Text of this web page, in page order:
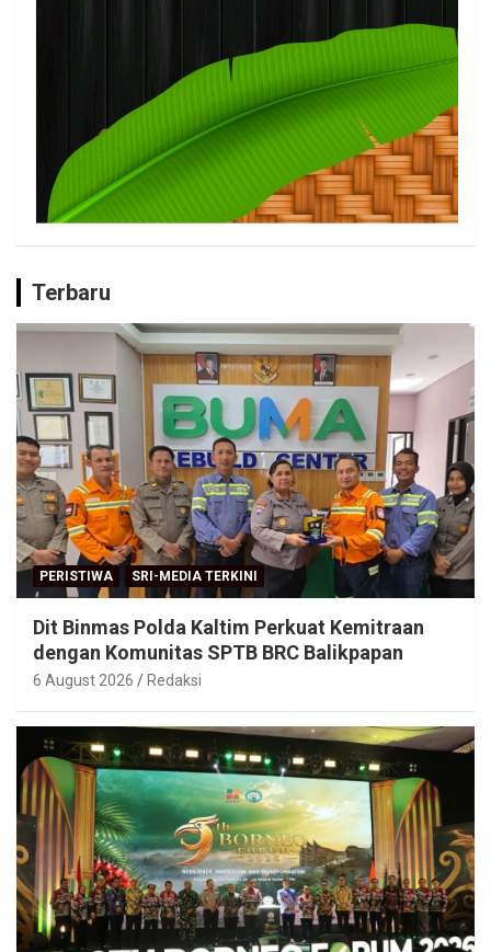
Terbaru
PERISTIWA SRI-MEDIA TERKINI
Dit Binmas Polda Kaltim Perkuat Kemitraan
dengan Komunitas SPTB BRC Balikpapan
6 August 2026 Redaksi